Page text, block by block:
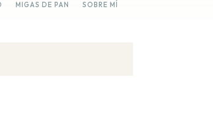
MIGAS DE PAN SOBRE MÍ